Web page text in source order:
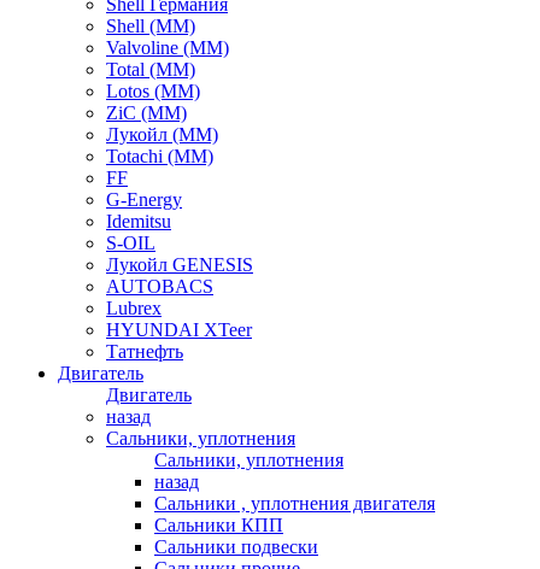
Shell Германия
Shell (ММ)
Valvoline (ММ)
Total (ММ)
Lotos (ММ)
ZiC (ММ)
Лукойл (ММ)
Totachi (MM)
FF
G-Energy
Idemitsu
S-OIL
Лукойл GENESIS
AUTOBACS
Lubrex
HYUNDAI XTeer
Татнефть
Двигатель
Двигатель
назад
Сальники, уплотнения
Сальники, уплотнения
назад
Сальники , уплотнения двигателя
Сальники КПП
Сальники подвески